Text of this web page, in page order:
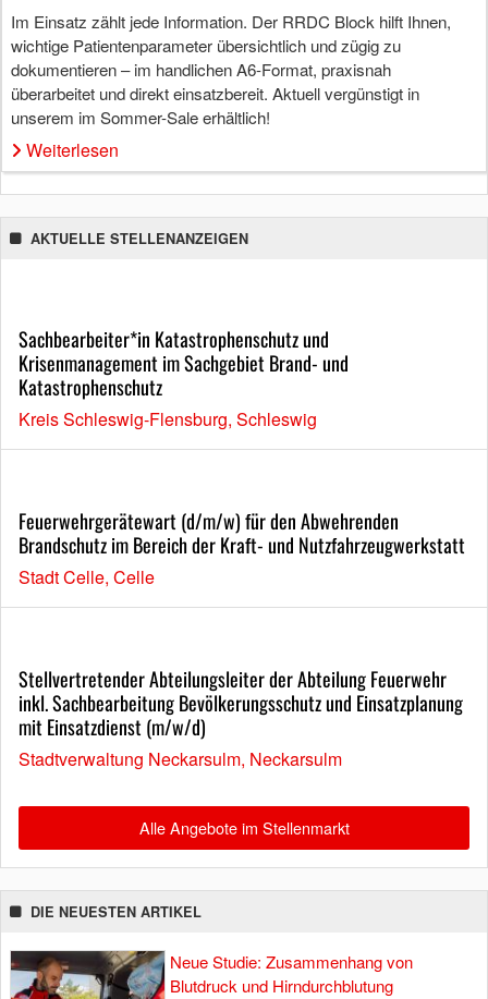
Im Einsatz zählt jede Information. Der RRDC Block hilft Ihnen,
wichtige Patientenparameter übersichtlich und zügig zu
dokumentieren – im handlichen A6-Format, praxisnah
überarbeitet und direkt einsatzbereit. Aktuell vergünstigt in
unserem im Sommer-Sale erhältlich!
Weiterlesen
AKTUELLE STELLENANZEIGEN
Sachbearbeiter*in Katastrophenschutz und
Krisenmanagement im Sachgebiet Brand- und
Katastrophenschutz
Kreis Schleswig-Flensburg, Schleswig
Feuerwehrgerätewart (d/m/w) für den Abwehrenden
Brandschutz im Bereich der Kraft- und Nutzfahrzeugwerkstatt
Stadt Celle, Celle
Stellvertretender Abteilungsleiter der Abteilung Feuerwehr
inkl. Sachbearbeitung Bevölkerungsschutz und Einsatzplanung
mit Einsatzdienst (m/w/d)
Stadtverwaltung Neckarsulm, Neckarsulm
Alle Angebote im Stellenmarkt
DIE NEUESTEN ARTIKEL
Neue Studie: Zusammenhang von
Blutdruck und Hirndurchblutung